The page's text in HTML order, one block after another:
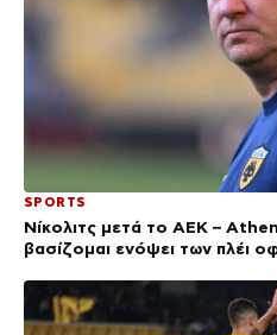
SPORTS
Νίκολιτς μετά το ΑΕΚ –
βασίζομαι ενόψει των πλέι